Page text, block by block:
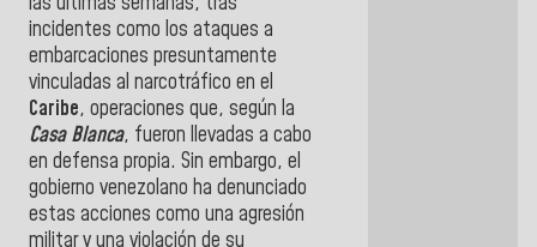
incidentes como los ataques a
embarcaciones presuntamente
vinculadas al narcotráfico en el
Caribe, operaciones que, según la
Casa Blanca, fueron llevadas a cabo
en defensa propia. Sin embargo, el
gobierno venezolano ha denunciado
estas acciones como una agresión
militar y una violación de su